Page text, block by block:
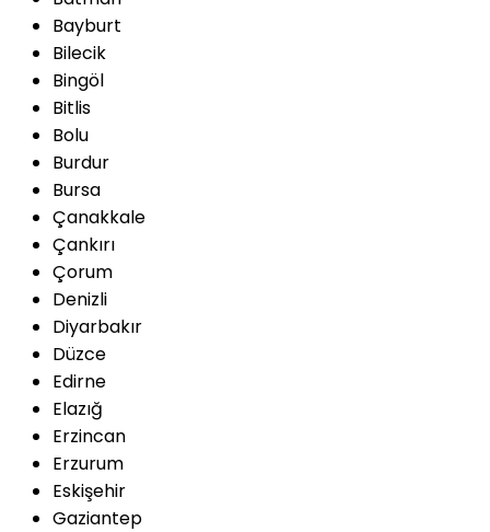
Bayburt
Bilecik
Bingöl
Bitlis
Bolu
Burdur
Bursa
Çanakkale
Çankırı
Çorum
Denizli
Diyarbakır
Düzce
Edirne
Elazığ
Erzincan
Erzurum
Eskişehir
Gaziantep